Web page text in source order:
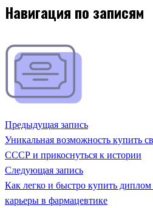
Навигация по записям
Предыдущая запись
Уникальная возможность купить
СССР и прикоснуться к истории
Следующая запись
Как легко и быстро купить
карьеры в фармацевтике